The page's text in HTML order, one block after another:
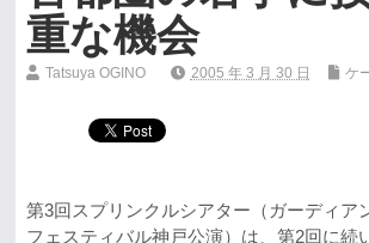
重な機会
Tatsuya OGINO 2005 年 3 月 30 日 ケ
第3回スプリンクルシアター（ガーディア
フェスティバル神戸公演）は、第2回に続